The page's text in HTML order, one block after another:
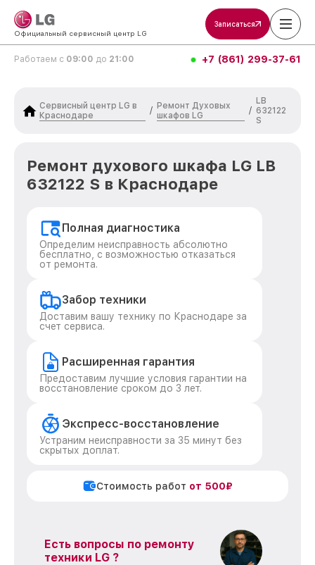
Официальный сервисный центр LG
Записаться
Работаем с 09:00 до 21:00 +7 (861) 299-37-61
Сервисный центр LG в
Краснодаре
/
Ремонт Духовых
шкафов LG
/
LB
632122
S
Ремонт духового шкафа LG LB
632122 S в Краснодаре
Полная диагностика
Определим неисправность абсолютно
бесплатно, с возможностью отказаться
от ремонта.
Забор техники
Доставим вашу технику по Краснодаре за
счет сервиса.
Расширенная гарантия
Предоставим лучшие условия гарантии на
восстановление сроком до 3 лет.
Экспресс-восстановление
Устраним неисправности за 35 минут без
скрытых доплат.
Стоимость работ от 500₽
Есть вопросы по ремонту
техники LG ?